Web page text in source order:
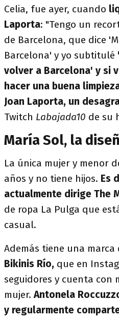
Celia, fue ayer, cuando
Laporta: "Tengo un
de Barcelona, que dice
Barcelona' y yo subtitulé
volver a Barcelona' y si
hacer una buena
Joan Laporta, un
Twitch Labajada10 de su
María Sol, la
La única mujer y menor
años y no tiene hijos. Es
actualmente dirige The
de ropa La Pulga que
casual.
Además tiene una
Bikinis Río, que en
seguidores y cuenta con
mujer.Antonela
y regularmente